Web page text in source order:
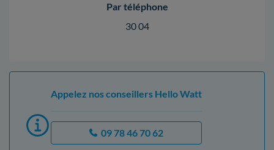
Par téléphone
30 04
Appelez nos conseillers Hello Watt
09 78 46 70 62